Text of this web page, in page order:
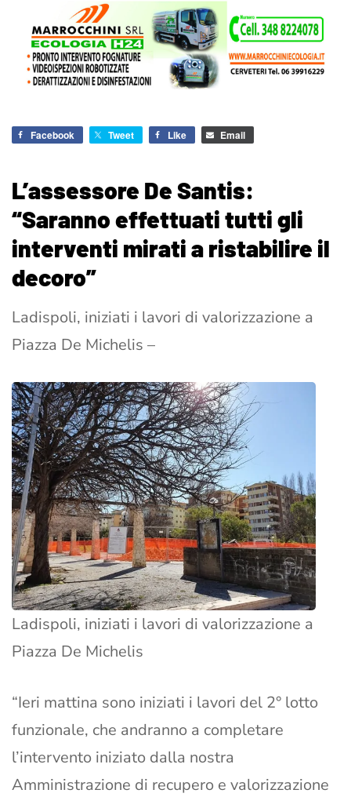
Facebook Tweet Like Email
L’assessore De Santis:
“Saranno effettuati tutti gli
interventi mirati a ristabilire il
decoro”
Ladispoli, iniziati i lavori di valorizzazione a
Piazza De Michelis –
Ladispoli, iniziati i lavori di valorizzazione a
Piazza De Michelis
“Ieri mattina sono iniziati i lavori del 2° lotto
funzionale, che andranno a completare
l’intervento iniziato dalla nostra
Amministrazione di recupero e valorizzazione